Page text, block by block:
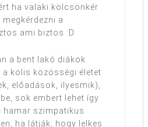
ha valaki kölcsönkér
a
ami biztos :D
a bent lakó diákok
a kolis közösségi életet
előadások, ilyesmik),
sok embert lehet így
hamar szimpatikus
ha látják, hogy lelkes